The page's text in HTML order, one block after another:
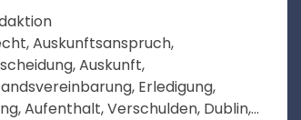
Auskunftsanspruch,
Auskunft,
Erledigung,
Aufenthalt, Verschulden, Dublin,